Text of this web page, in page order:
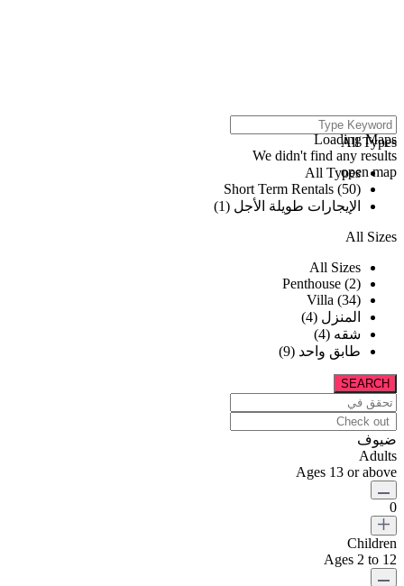
click to enable zoom
Loading Maps
We didn't find any results
open map
All Types
All Types
Short Term Rentals (50)
الإيجارات طويلة الأجل (1)
All Sizes
All Sizes
Penthouse (2)
Villa (34)
المنزل (4)
شقه (4)
طابق واحد (9)
ضيوف
Adults
Ages 13 or above
0
Children
Ages 2 to 12